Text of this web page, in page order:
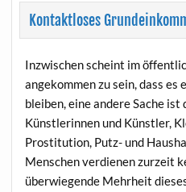
Kontaktloses
Inzwischen scheint im
angekommen zu sein, dass es
bleiben, eine andere Sache
Künstlerinnen und Künstler,
Prostitution, Putz- und
Menschen verdienen zurzeit
überwiegende Mehrheit